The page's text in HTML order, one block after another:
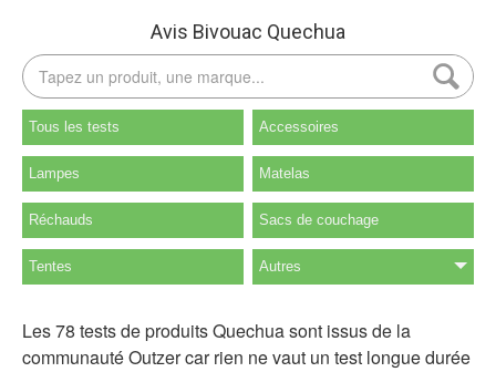
Avis Bivouac Quechua
Tous les tests Accessoires
Lampes Matelas
Réchauds Sacs de couchage
Tentes Autres
Les 78 tests de produits Quechua sont issus de la
communauté Outzer car rien ne vaut un test longue durée